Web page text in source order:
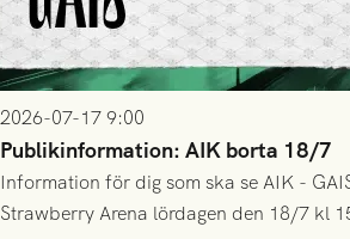
2026-07-17 9:00
Publikinformation: AIK borta 18/7
Information för dig som ska se AIK -
Strawberry Arena lördagen den 18/7 kl